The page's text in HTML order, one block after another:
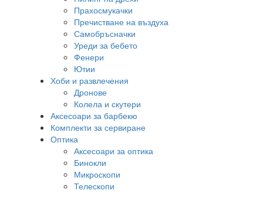
Прахосмукачки
Пречистване на въздуха
Самобръсначки
Уреди за бебето
Фенери
Ютии
Хоби и развлечения
Дронове
Колела и скутери
Аксесоари за барбекю
Комплекти за сервиране
Оптика
Аксесоари за оптика
Бинокли
Микроскопи
Телескопи